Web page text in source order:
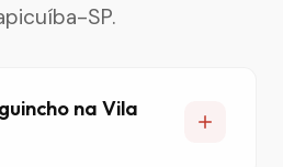
SP.
na Vila